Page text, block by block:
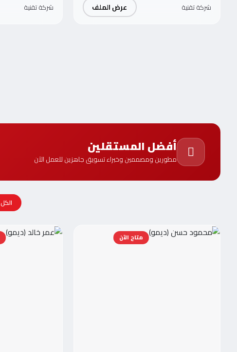
شركة تقنية عرض الملف شركة تقنية
أفضل المستقلين
مطورين ومصممين وخبراء تسويق جاهزين للعمل الآن
الكل
متاح الآن